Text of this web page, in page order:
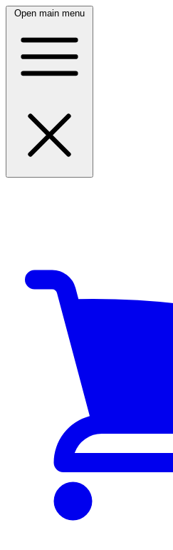
Open main menu